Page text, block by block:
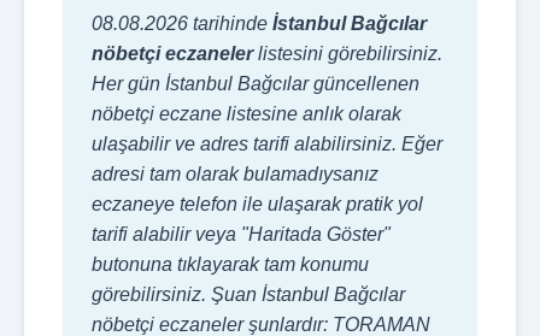
08.08.2026 tarihinde İstanbul Bağcılar
nöbetçi eczanelerlistesini görebilirsiniz.
Her gün İstanbul Bağcılar güncellenen
nöbetçi eczane listesine anlık olarak
ulaşabilir ve adres tarifi alabilirsiniz. Eğer
adresi tam olarak bulamadıysanız
eczaneye telefon ile ulaşarak pratik yol
tarifi alabilir veya "Haritada Göster"
butonuna tıklayarak tam konumu
görebilirsiniz. Şuan İstanbul Bağcılar
nöbetçi eczaneler şunlardır: TORAMAN